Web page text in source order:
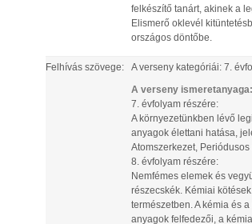
felkészítő tanárt, akinek a
Elismerő oklevél
országos döntőbe.
Felhívás szövege: A verseny kategóriái: 7.
A verseny ismeretanyaga:
7. évfolyam részére:
A környezetünkben lévő
anyagok élettani hatása,
Atomszerkezet,
8. évfolyam részére:
Nemfémes elemek és
részecskék. Kémiai
természetben. A kémia és
anyagok felfedezői, a